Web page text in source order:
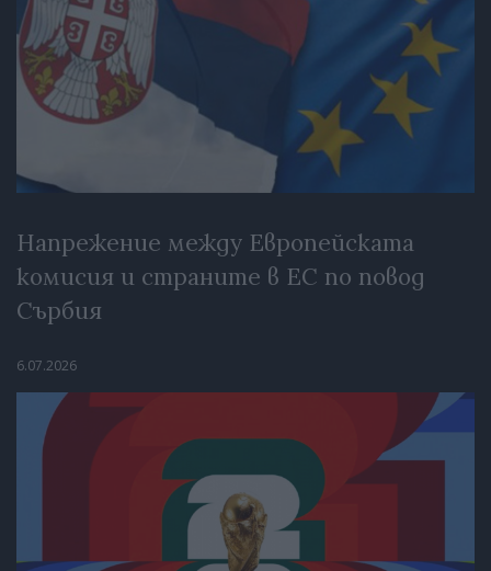
Напрежение между Европейската
комисия и страните в ЕС по повод
Сърбия
6.07.2026